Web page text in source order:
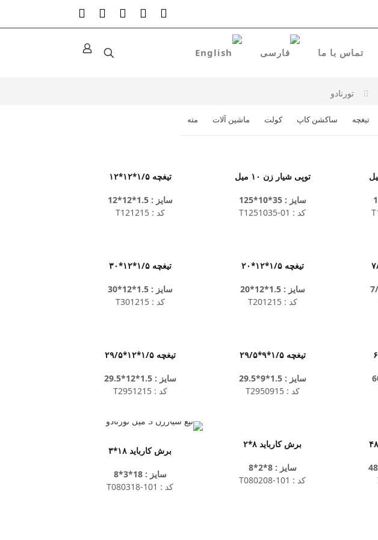
تماس با ما
تورنادو
تیغچه ساکشن کاپ کولت ماشین آلات مته
توپی شیار زن ۱۰ میل
سایز : 35*10*125
کد : T1251035-01
تیغچه ۱/۵*۱۲*۱۲
سایز : 1.5*12*12
کد : T121215
تیغچه ۱/۵*۱۲*۲۰
سایز : 1.5*12*20
کد : T201215
تیغچه ۱/۵*۱۲*۳۰
سایز : 1.5*12*30
کد : T301215
تیغچه ۱/۵*۹*۲۹/۵
سایز : 1.5*9*29.5
کد : T2950915
تیغچه ۱/۵*۱۲*۲۹/۵
سایز : 1.5*12*29.5
کد : T2951215
برش کارباید ۸*۲
سایز : 8*2*8
کد : T080208-101
برش کارباید ۱۸*۳
سایز : 18*3*8
کد : T080318-101